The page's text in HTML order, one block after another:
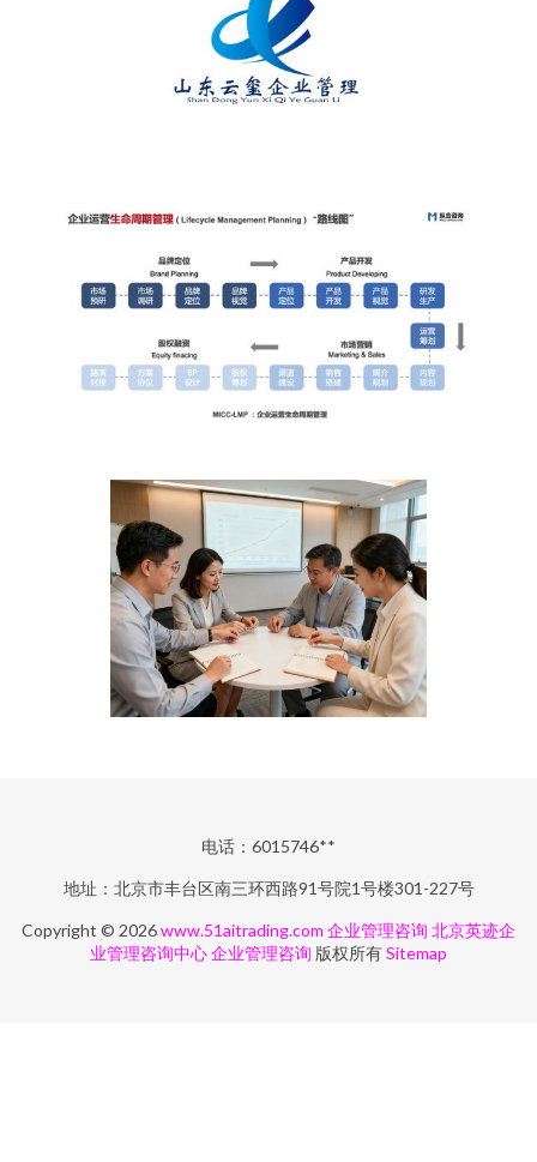
电话：6015746**
地址：北京市丰台区南三环西路91号院1号楼301-227号
Copyright © 2026www.51aitrading.com 企业管理咨询 北京英迹企
业管理咨询中心企业管理咨询 版权所有Sitemap